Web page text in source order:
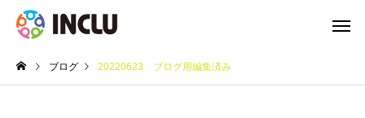
ブログ 20220623 ブログ用編集済み